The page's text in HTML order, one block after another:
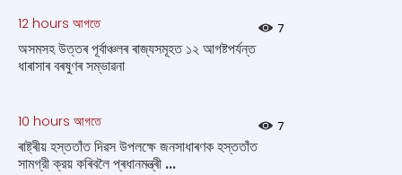
12 hours আগতে 7
অসমসহ উত্তৰ পূৰ্বাঞ্চলৰ ৰাজ্যসমূহত ১২ আগষ্টপর্যন্ত
ধাৰাসাৰ বৰষুণৰ সম্ভাৱনা
10 hours আগতে 7
ৰাষ্ট্ৰীয় হস্ততাঁত দিৱস উপলক্ষে জনসাধাৰণক হস্ততাঁত
সামগ্রী ক্রয় কৰিবলৈ প্ৰধানমন্ত্ৰী ...